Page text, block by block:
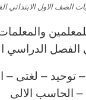
الاول الابتدائي الفصل
والمعلمات
الفصل الدراسي
– لغتى –
– الحاسب الالى